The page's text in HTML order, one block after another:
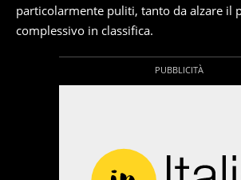
particolarmente puliti, tanto da alzare il
complessivo in classifica.